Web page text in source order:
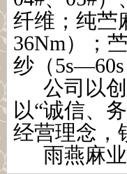
纤维；纯苎
36Nm）；
纱（
公司以
以“诚信、
经营理念，
雨燕麻